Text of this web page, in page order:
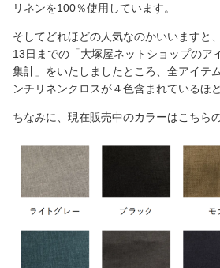
リネンを100％使用しています。
そしてどれほどの人気なのかいいますと
13日までの「大塚屋ネットショップのア
集計」をいたしましたところ、全アイテ
ンチリネンクロスが４色含まれているほ
ちなみに、現在販売中のカラーはこちら